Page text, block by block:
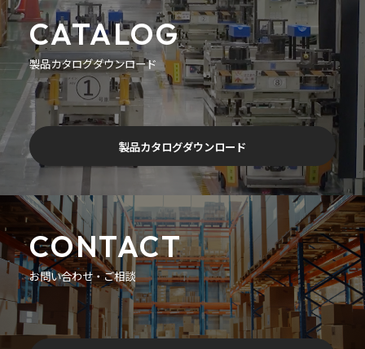
CATALOG
製品カタログダウンロード
製品カタログダウンロード
CONTACT
お問い合わせ・ご相談